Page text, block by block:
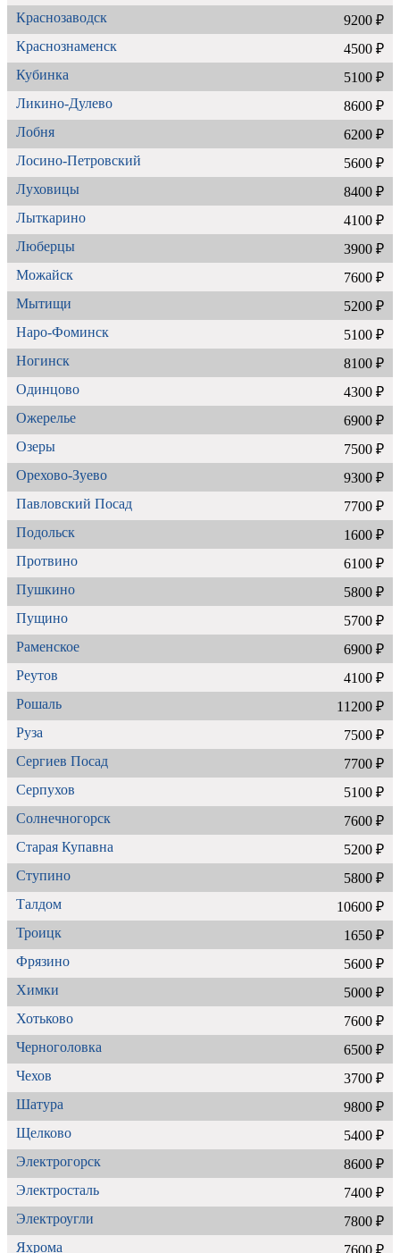
Краснозаводск
9200 ₽
Краснознаменск
4500 ₽
Кубинка
5100 ₽
Ликино-Дулево
8600 ₽
Лобня
6200 ₽
Лосино-Петровский
5600 ₽
Луховицы
8400 ₽
Лыткарино
4100 ₽
Люберцы
3900 ₽
Можайск
7600 ₽
Мытищи
5200 ₽
Наро-Фоминск
5100 ₽
Ногинск
8100 ₽
Одинцово
4300 ₽
Ожерелье
6900 ₽
Озеры
7500 ₽
Орехово-Зуево
9300 ₽
Павловский Посад
7700 ₽
Подольск
1600 ₽
Протвино
6100 ₽
Пушкино
5800 ₽
Пущино
5700 ₽
Раменское
6900 ₽
Реутов
4100 ₽
Рошаль
11200 ₽
Руза
7500 ₽
Сергиев Посад
7700 ₽
Серпухов
5100 ₽
Солнечногорск
7600 ₽
Старая Купавна
5200 ₽
Ступино
5800 ₽
Талдом
10600 ₽
Троицк
1650 ₽
Фрязино
5600 ₽
Химки
5000 ₽
Хотьково
7600 ₽
Черноголовка
6500 ₽
Чехов
3700 ₽
Шатура
9800 ₽
Щелково
5400 ₽
Электрогорск
8600 ₽
Электросталь
7400 ₽
Электроугли
7800 ₽
Яхрома
7600 ₽